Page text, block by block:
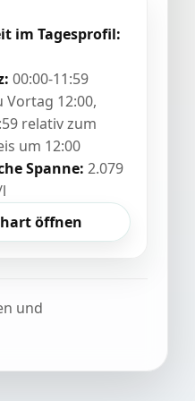
im Tagesprofil:
00:00-11:59
Vortag 12:00,
relativ zum
um 12:00
Spanne: 2.079
öffnen
und